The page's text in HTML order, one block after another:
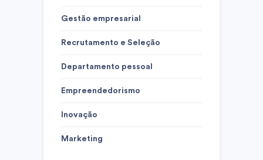
Gestão empresarial
Recrutamento e Seleção
Departamento pessoal
Empreendedorismo
Inovação
Marketing